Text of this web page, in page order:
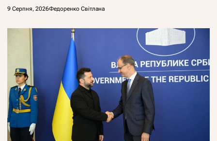
9 Серпня, 2026Федоренко Світлана